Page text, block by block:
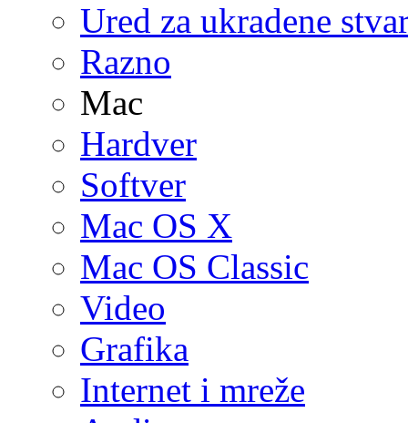
Ured za ukradene
Razno
Mac
Hardver
Softver
Mac OS X
Mac OS Classic
Video
Grafika
Internet i mreže